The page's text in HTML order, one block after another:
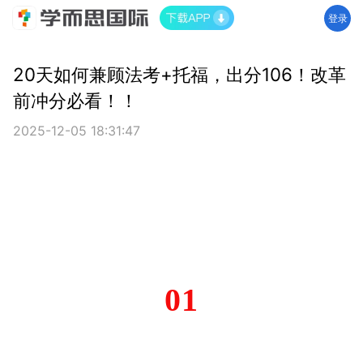
登录
20天如何兼顾法考+托福，出分106！改革
前冲分必看！！
2025-12-05 18:31:47
01